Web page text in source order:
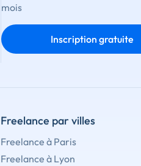
mois
Inscription gratuite
Freelance par villes
Freelance à Paris
Freelance à Lyon